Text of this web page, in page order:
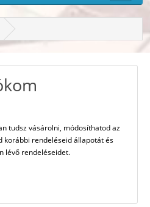
tudsz vásárolni, módosíthatod az
korábbi rendeléseid állapotát és
lévő rendeléseidet.